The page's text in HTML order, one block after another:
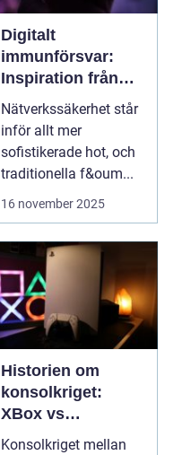
Digitalt
immunförsvar:
Inspiration från
biologiska system
för att stärka
nätverkssäkerhet
Nätverkssäkerhet står
inför allt mer
sofistikerade hot, och
traditionella f&oum...
16 november 2025
Historien om
konsolkriget:
XBox vs
PlayStation
Konsolkriget mellan